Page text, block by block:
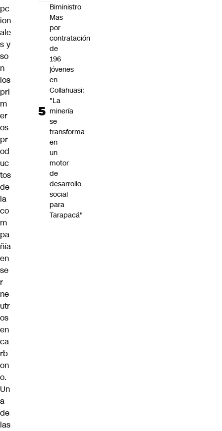
pc
ion
ale
s y
so
n
los
pri
m
er
os
pr
od
uc
tos
de
la
co
m
pa
ñía
en
se
r
ne
utr
os
en
ca
rb
on
o.
Un
a
de
las
Biministro
Mas
por
contratación
de
196
jóvenes
en
Collahuasi:
"La
minería
se
transforma
en
un
motor
de
desarrollo
social
para
Tarapacá"